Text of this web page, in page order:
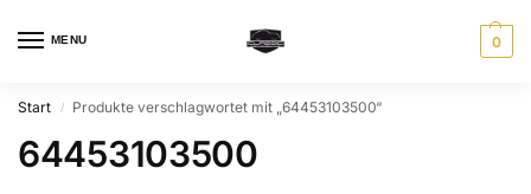
MENU 0
Start / Produkte verschlagwortet mit „64453103500“
64453103500